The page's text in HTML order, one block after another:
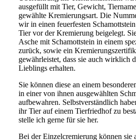
ausgefüllt mit Tier, Gewicht,
gewählte Kremierungsart. Die
wir in einen feuerfesten
Tier vor der Kremierung beigelegt.
Asche mit Schamottstein in einem
zurück, sowie ein
gewährleistet, dass sie auch wirklich
Lieblings erhalten.
Sie können diese an einem
in einer von ihnen ausgewählten
aufbewahren. Selbstverständlich
ihr Tier auf einem Tierfriedhof zu
stelle ich gerne für sie her.
Bei der Einzelcremierung können sie